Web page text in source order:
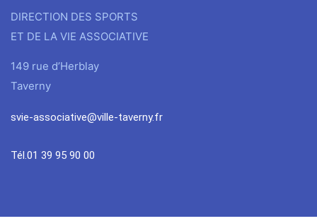
DIRECTION DES SPORTS
ET DE LA VIE ASSOCIATIVE
149 rue d’Herblay
Taverny
svie-associative@ville-taverny.fr
Tél.01 39 95 90 00